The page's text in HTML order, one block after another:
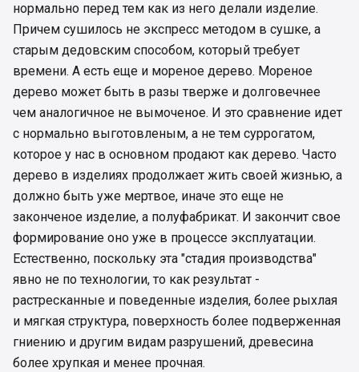
нормально перед тем как из него делали изделие.
Причем сушилось не экспресс методом в сушке, а
старым дедовским способом, который требует
времени. А есть еще и мореное дерево. Мореное
дерево может быть в разы тверже и долговечнее
чем аналогичное не вымоченое. И это сравнение идет
с нормально выготовленым, а не тем суррогатом,
которое у нас в основном продают как дерево. Часто
дерево в изделиях продолжает жить своей жизнью, а
должно быть уже мертвое, иначе это еще не
законченое изделие, а полуфабрикат. И закончит свое
формирование оно уже в процессе эксплуатации.
Естественно, поскольку эта "стадия производства"
явно не по технологии, то как результат -
растресканные и поведенные изделия, более рыхлая
и мягкая структура, поверхность более подверженная
гниению и другим видам разрушений, древесина
более хрупкая и менее прочная.